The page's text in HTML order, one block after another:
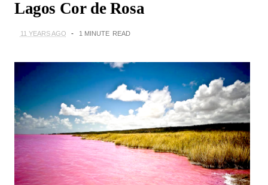
Lagos Cor de Rosa
11 YEARS AGO 1 MINUTE READ